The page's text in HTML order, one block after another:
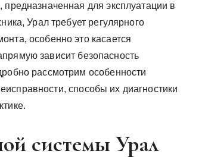
для эксплуатации в
Урал требует регулярного
особенно это касается
зависит безопасность
рассмотрим особенности
способы их диагностики
системы Урал